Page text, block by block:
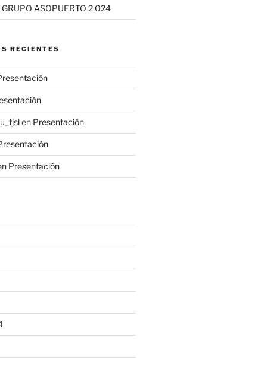
ASOPUERTO 2.024
RECIENTES
en Presentación
Presentación